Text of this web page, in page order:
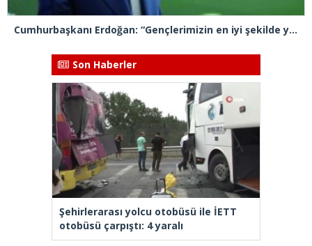
Cumhurbaşkanı Erdoğan: “Gençlerimizin en iyi şekilde yetişmeniz için tüm gücümüzle çalışıyoruz”
Son Haberler
Şehirlerarası yolcu otobüsü ile İETT
otobüsü çarpıştı: 4 yaralı